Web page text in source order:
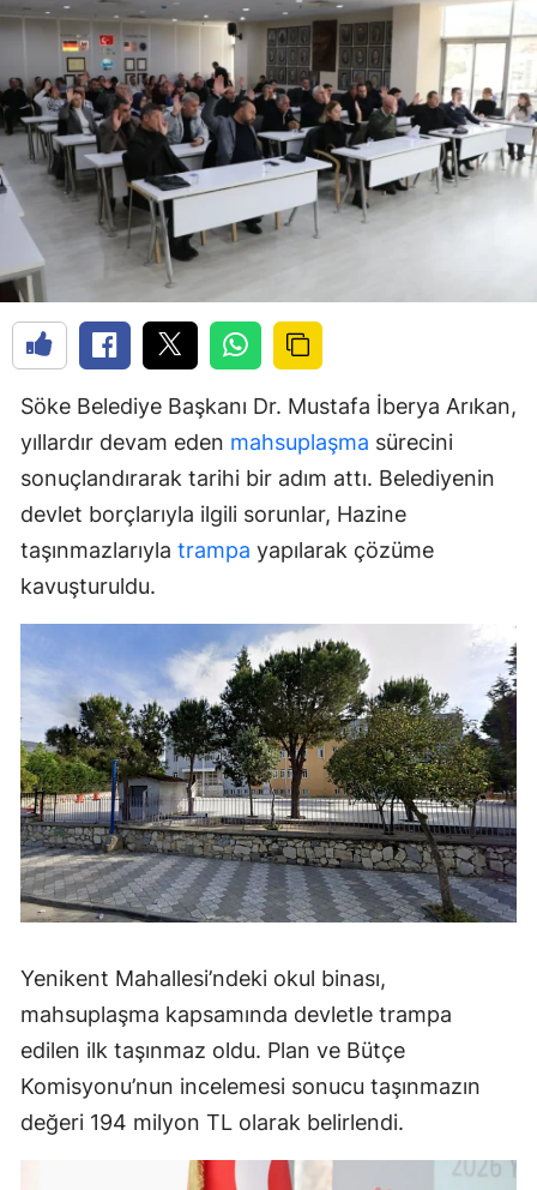
Söke Belediye Başkanı Dr. Mustafa İberya Arıkan,
yıllardır devam eden mahsuplaşma sürecini
sonuçlandırarak tarihi bir adım attı. Belediyenin
devlet borçlarıyla ilgili sorunlar, Hazine
taşınmazlarıyla trampa yapılarak çözüme
kavuşturuldu.
Yenikent Mahallesi’ndeki okul binası,
mahsuplaşma kapsamında devletle trampa
edilen ilk taşınmaz oldu. Plan ve Bütçe
Komisyonu’nun incelemesi sonucu taşınmazın
değeri 194 milyon TL olarak belirlendi.